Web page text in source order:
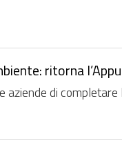
ritorna
di completare